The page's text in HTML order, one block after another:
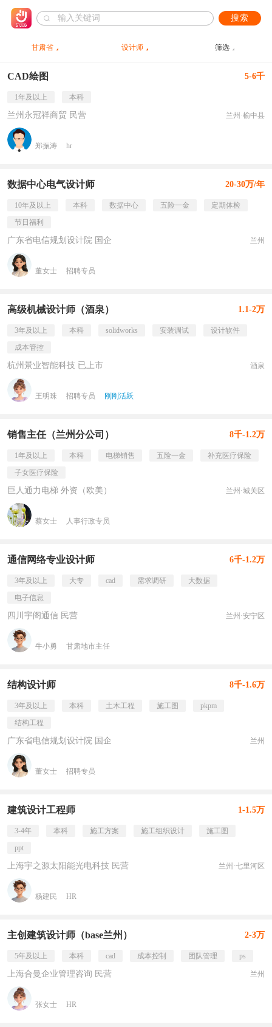
搜索
甘肃省 设计师 筛选
CAD绘图 5-6千
1年及以上 本科
兰州永冠祥商贸 民营 兰州·榆中县
郑振涛 hr
数据中心电气设计师 20-30万/年
10年及以上 本科 数据中心 五险一金
定期体检
节日福利
广东省电信规划设计院 国企 兰州
董女士 招聘专员
高级机械设计师（酒泉） 1.1-2万
3年及以上 本科 solidworks 安装调试
设计软件
成本管控
杭州景业智能科技 已上市 酒泉
王明珠 招聘专员 刚刚活跃
销售主任（兰州分公司） 8千-1.2万
1年及以上 本科 电梯销售 五险一金
补充医疗保险
子女医疗保险
巨人通力电梯 外资（欧美） 兰州·城关区
蔡女士 人事行政专员
通信网络专业设计师 6千-1.2万
3年及以上 大专 cad 需求调研
大数据
电子信息
四川宇阁通信 民营 兰州·安宁区
牛小勇 甘肃地市主任
结构设计师 8千-1.6万
3年及以上 本科 土木工程 施工图
pkpm
结构工程
广东省电信规划设计院 国企 兰州
董女士 招聘专员
建筑设计工程师 1-1.5万
3-4年 本科 施工方案 施工组织设计
施工图
ppt
上海宇之源太阳能光电科技 民营 兰州·七里河区
杨建民 HR
主创建筑设计师（base兰州） 2-3万
5年及以上 本科 cad 成本控制 团队管理 ps
上海合曼企业管理咨询 民营 兰州
张女士 HR